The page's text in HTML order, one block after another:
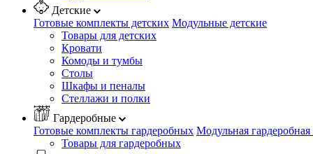
Детские
Готовые комплекты детских Модульные детские
Товары для детских
Кровати
Комоды и тумбы
Столы
Шкафы и пеналы
Стеллажи и полки
Гардеробные
Готовые комплекты гардеробных Модульная
Товары для гардеробных